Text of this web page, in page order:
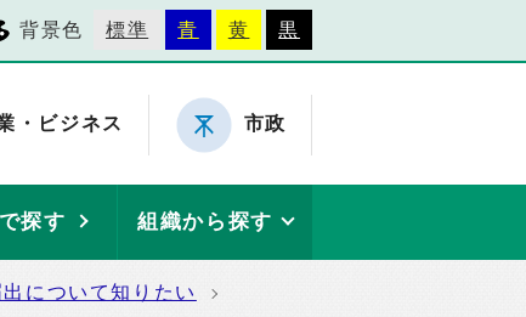
背景色 標準 青 黄 黒
・ビジネス 市政
探す 組織から探す
について知りたい